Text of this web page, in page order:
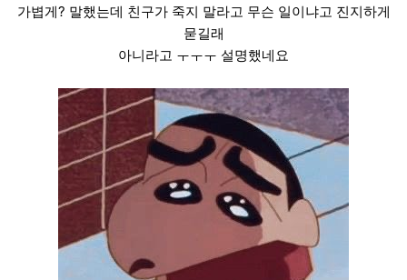
가볍게? 말했는데 친구가 죽지 말라고 무슨 일이냐고 진지하게
묻길래
아니라고 ㅜㅜㅜ 설명했네요